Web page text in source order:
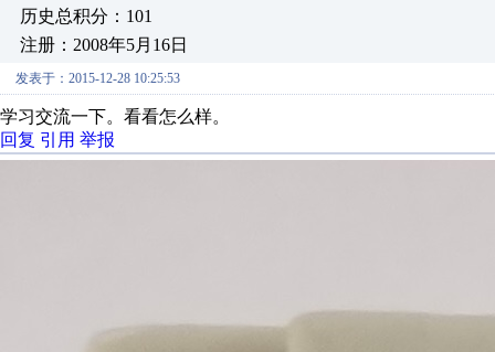
历史总积分：101
注册：2008年5月16日
发表于：2015-12-28 10:25:53
学习交流一下。看看怎么样。
回复 引用 举报